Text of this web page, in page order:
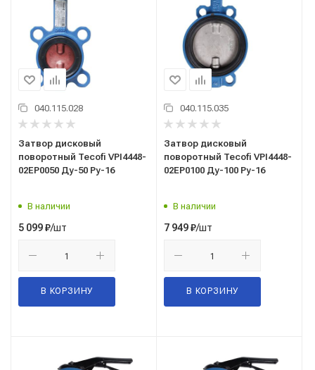
040.115.028
Затвор дисковый
поворотный Tecofi VPI4448-
02EP0050 Ду-50 Ру-16
В наличии
5 099₽/шт
В КОРЗИНУ
040.115.035
Затвор дисковый
поворотный Tecofi VPI4448-
02EP0100 Ду-100 Ру-16
В наличии
7 949₽/шт
В КОРЗИНУ